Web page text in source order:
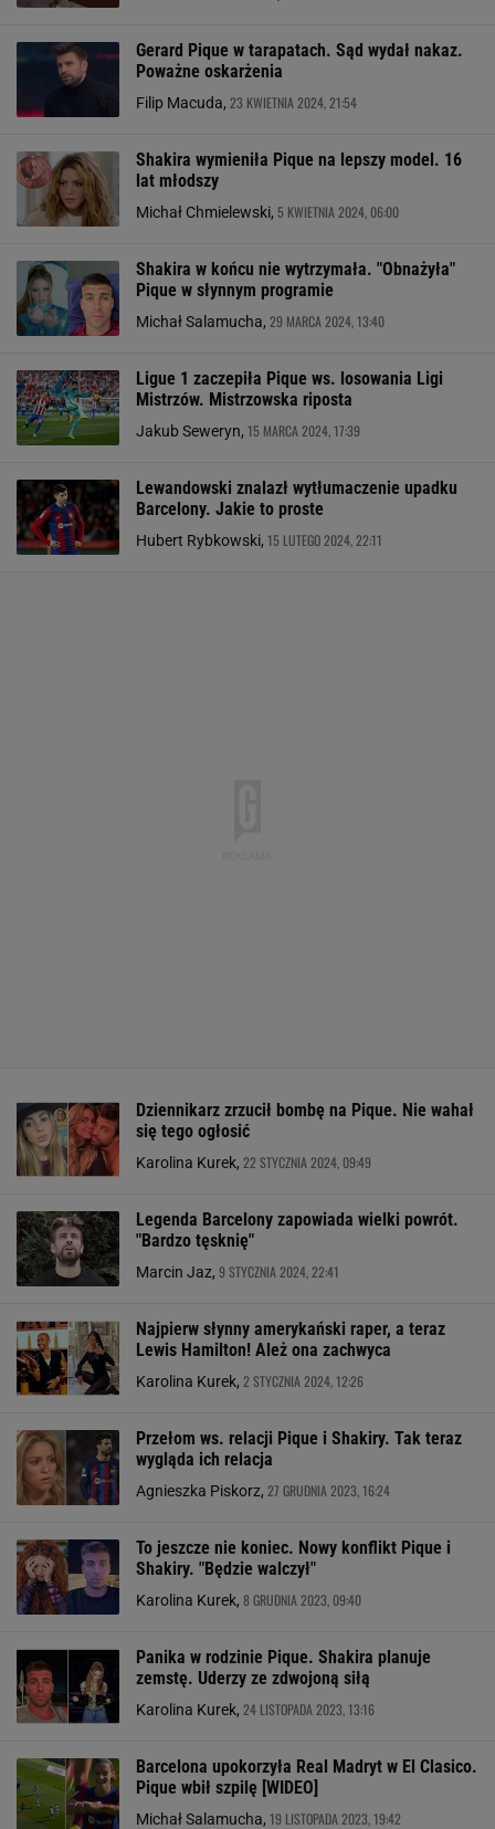
Gerard Pique w tarapatach. Sąd wydał nakaz.
Poważne oskarżenia
Filip Macuda, 23 KWIETNIA 2024, 21:54
Shakira wymieniła Pique na lepszy model. 16
lat młodszy
Michał Chmielewski, 5 KWIETNIA 2024, 06:00
Shakira w końcu nie wytrzymała. "Obnażyła"
Pique w słynnym programie
Michał Salamucha, 29 MARCA 2024, 13:40
Ligue 1 zaczepiła Pique ws. losowania Ligi
Mistrzów. Mistrzowska riposta
Jakub Seweryn, 15 MARCA 2024, 17:39
Lewandowski znalazł wytłumaczenie upadku
Barcelony. Jakie to proste
Hubert Rybkowski, 15 LUTEGO 2024, 22:11
Dziennikarz zrzucił bombę na Pique. Nie wahał
się tego ogłosić
Karolina Kurek, 22 STYCZNIA 2024, 09:49
Legenda Barcelony zapowiada wielki powrót.
"Bardzo tęsknię"
Marcin Jaz, 9 STYCZNIA 2024, 22:41
Najpierw słynny amerykański raper, a teraz
Lewis Hamilton! Ależ ona zachwyca
Karolina Kurek, 2 STYCZNIA 2024, 12:26
Przełom ws. relacji Pique i Shakiry. Tak teraz
wygląda ich relacja
Agnieszka Piskorz, 27 GRUDNIA 2023, 16:24
To jeszcze nie koniec. Nowy konflikt Pique i
Shakiry. "Będzie walczył"
Karolina Kurek, 8 GRUDNIA 2023, 09:40
Panika w rodzinie Pique. Shakira planuje
zemstę. Uderzy ze zdwojoną siłą
Karolina Kurek, 24 LISTOPADA 2023, 13:16
Barcelona upokorzyła Real Madryt w El Clasico.
Pique wbił szpilę [WIDEO]
Michał Salamucha, 19 LISTOPADA 2023, 19:42